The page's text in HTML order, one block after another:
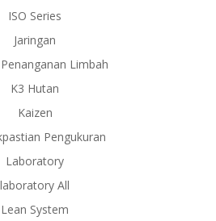
ISO Series
Jaringan
Limbah
K3 Hutan
Kaizen
Pengukuran
Laboratory
laboratory All
Lean System